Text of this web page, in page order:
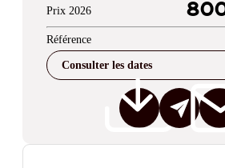
Prix 2026
Référence
Consulter les dates